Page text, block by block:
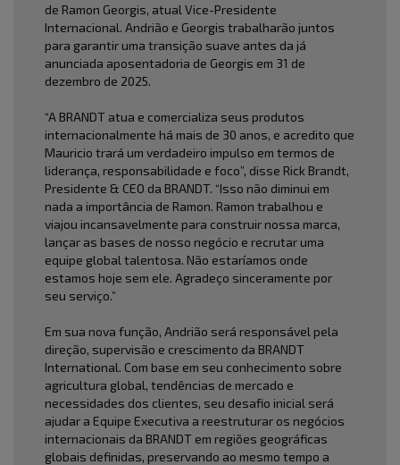
de Ramon Georgis, atual Vice-Presidente
Internacional. Andrião e Georgis trabalharão juntos
para garantir uma transição suave antes da já
anunciada aposentadoria de Georgis em 31 de
dezembro de 2025.
“A BRANDT atua e comercializa seus produtos
internacionalmente há mais de 30 anos, e acredito que
Mauricio trará um verdadeiro impulso em termos de
liderança, responsabilidade e foco”, disse Rick Brandt,
Presidente & CEO da BRANDT. “Isso não diminui em
nada a importância de Ramon. Ramon trabalhou e
viajou incansavelmente para construir nossa marca,
lançar as bases de nosso negócio e recrutar uma
equipe global talentosa. Não estaríamos onde
estamos hoje sem ele. Agradeço sinceramente por
seu serviço.”
Em sua nova função, Andrião será responsável pela
direção, supervisão e crescimento da BRANDT
International. Com base em seu conhecimento sobre
agricultura global, tendências de mercado e
necessidades dos clientes, seu desafio inicial será
ajudar a Equipe Executiva a reestruturar os negócios
internacionais da BRANDT em regiões geográficas
globais definidas, preservando ao mesmo tempo a